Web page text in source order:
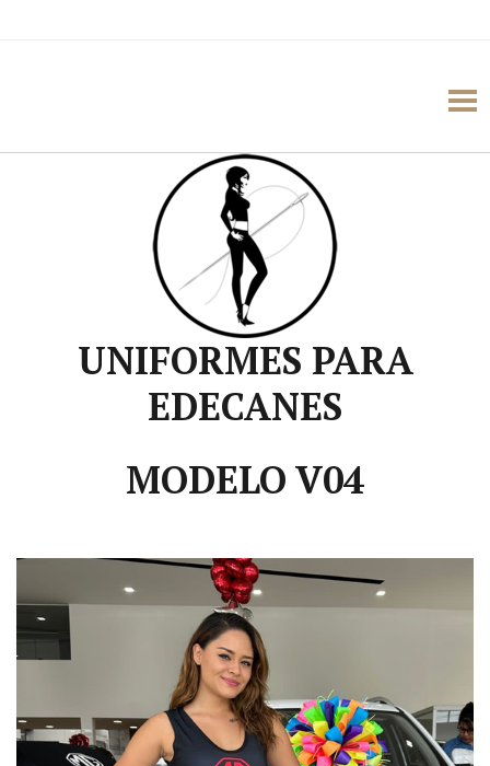
UNIFORMES PARA
EDECANES
MODELO V04